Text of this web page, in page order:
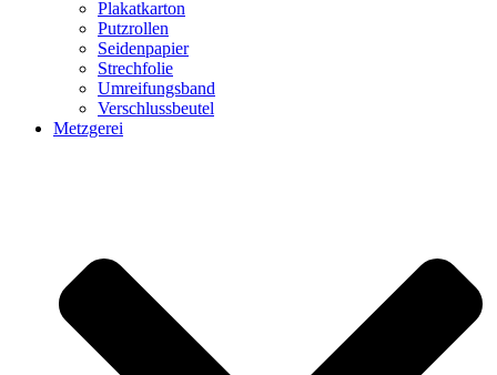
Plakatkarton
Putzrollen
Seidenpapier
Strechfolie
Umreifungsband
Verschlussbeutel
Metzgerei